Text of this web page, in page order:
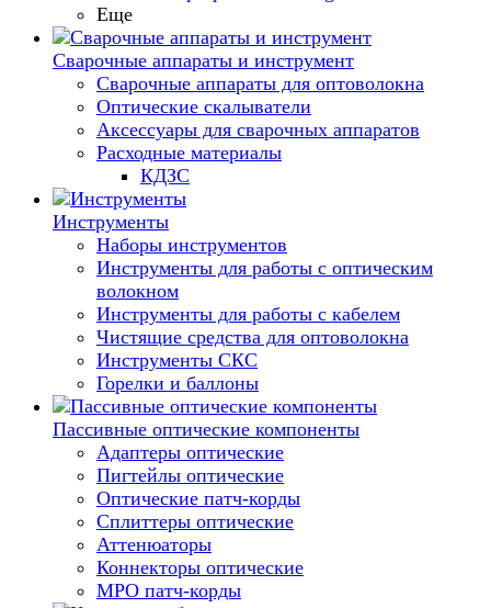
Еще
Сварочные аппараты и инструмент
Сварочные аппараты для оптоволокна
Оптические скалыватели
Аксессуары для сварочных аппаратов
Расходные материалы
КДЗС
Инструменты
Наборы инструментов
Инструменты для работы с оптическим
волокном
Инструменты для работы с кабелем
Чистящие средства для оптоволокна
Инструменты СКС
Горелки и баллоны
Пассивные оптические компоненты
Адаптеры оптические
Пигтейлы оптические
Оптические патч-корды
Сплиттеры оптические
Аттенюаторы
Коннекторы оптические
MPO патч-корды